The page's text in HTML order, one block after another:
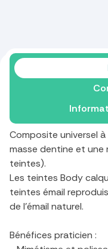
Composite universel
masse dentine et une
teintes).
Les teintes Body
teintes émail
de l'émail naturel.
Bénéfices praticien :